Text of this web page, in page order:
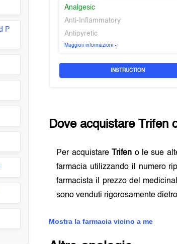
P
Analgesic
Anti-Inflammatory
Antipyretic
Maggiori informazioni
INSTRUCTION
Dove acquistare Trifen
Per acquistare Trifen o le sue
farmacia utilizzando il numero
farmacista il prezzo del
sono venduti rigorosamente
Mostra la farmacia vicino a me